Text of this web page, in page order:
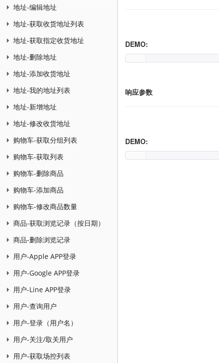
地址-编辑地址
地址-获取收货地址列表
地址-获取指定收货地址
地址-删除地址
地址-添加收货地址
地址-我的地址列表
地址-新增地址
地址-修改收货地址
购物车-获取分组列表
购物车-获取列表
购物车-删除商品
购物车-添加商品
购物车-修改商品数量
商品-获取浏览记录（按日期）
商品-删除浏览记录
用户-Apple APP登录
用户-Google APP登录
用户-Line APP登录
用户-查询用户
用户-登录（用户名）
用户-关注/取关用户
用户-获取场控列表
DEMO:
响应参数
DEMO: